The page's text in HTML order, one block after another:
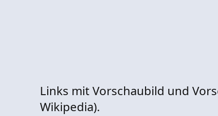
Links mit Vorschaubild und
Wikipedia).